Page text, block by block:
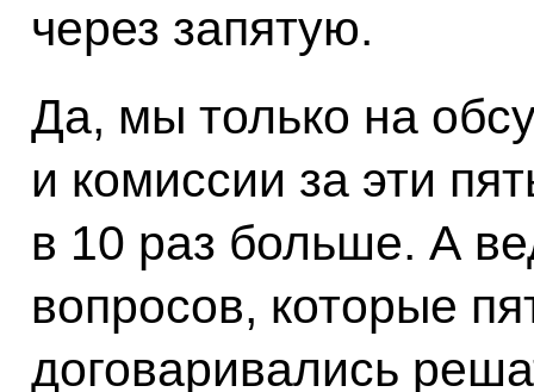
через запятую.
Да, мы только на
и комиссии за эти
в 10 раз больше. А
вопросов, которые
договаривались